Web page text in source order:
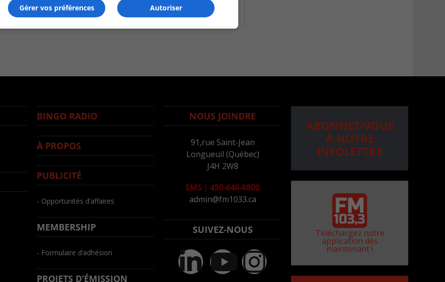
BINGO RADIO
À PROPOS
PUBLICITÉ
- Opportunités d’affaires
MEMBERSHIP
- Formulaire d’adhésion
PROJETS D’ÉMISSION
NOUS JOINDRE
91,rue Saint-Jean
Longueuil (Québec)
J4H 2W8
SMS | 450-646-6800
admin@fm1033.ca
SUIVEZ-NOUS
ABONNEZ-VOUS
À NOTRE
INFOLETTRE
Téléchargez notre
application dès
maintenant !
Autoriser
Gérer vos préférences